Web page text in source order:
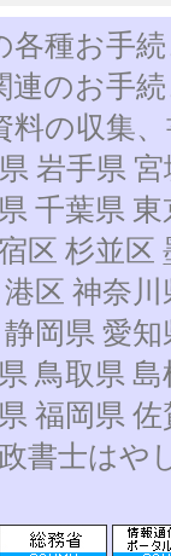
各種お手
連のお手
料の収集
岩手県
千葉県
区 杉並区
区 神奈
岡県 愛
鳥取県
福岡県
書士はや